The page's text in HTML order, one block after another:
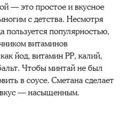
— это простое и вкусное
с детства. Несмотря
пользуется популярностью,
витаминов
йод, витамин PP, калий,
Чтобы минтай не был
в соусе. Сметана сделает
— насыщенным.